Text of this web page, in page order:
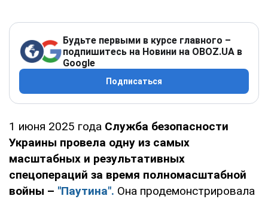
Будьте первыми в курсе главного –
подпишитесь на Новини на OBOZ.UA в
Google
Подписаться
1 июня 2025 года Служба безопасности
Украины провела одну из самых
масштабных и результативных
спецопераций за время полномасштабной
войны – "Паутина". Она продемонстрировала